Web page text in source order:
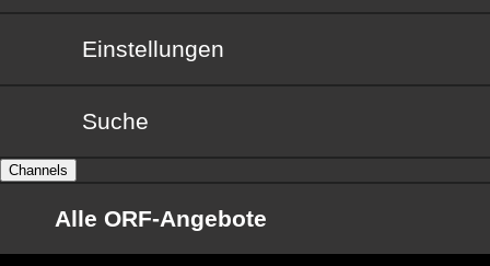
Einstellungen
Suche
Channels
Alle ORF-Angebote